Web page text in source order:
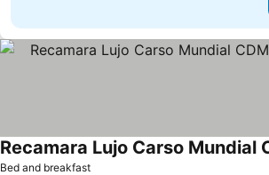
Bed and breakfast